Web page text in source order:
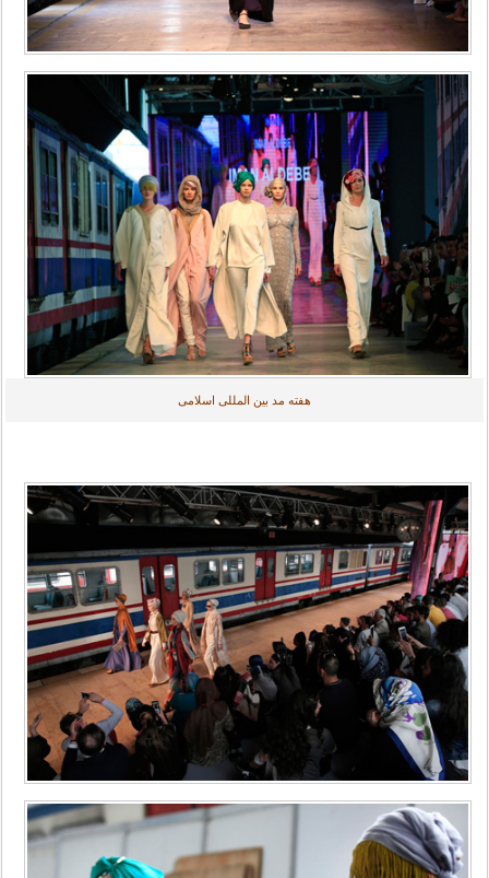
هفته مد بین المللی اسلامی